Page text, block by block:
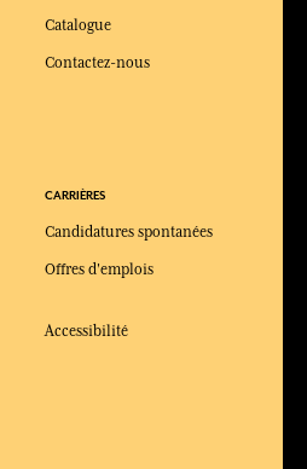
Catalogue
Contactez-nous
CARRIÈRES
Candidatures spontanées
Offres d'emplois
Accessibilité